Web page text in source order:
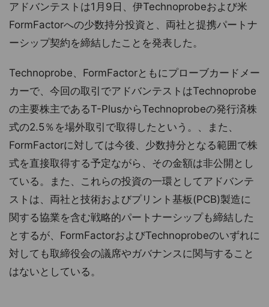
アドバンテストは1月9日、伊Technoprobeおよび米
FormFactorへの少数持分投資と、両社と提携パートナ
ーシップ契約を締結したことを発表した。
Technoprobe、FormFactorともにプローブカードメー
カーで、今回の取引でアドバンテストはTechnoprobe
の主要株主であるT-PlusからTechnoprobeの発行済株
式の2.5％を場外取引で取得したという。、また、
FormFactorに対しては今後、少数持分となる範囲で株
式を直接取得する予定ながら、その金額は非公開とし
ている。また、これらの投資の一環としてアドバンテ
ストは、両社と技術およびプリント基板(PCB)製造に
関する協業を含む戦略的パートナーシップも締結した
とするが、FormFactorおよびTechnoprobeのいずれに
対しても取締役会の議席やガバナンスに関与すること
はないとしている。